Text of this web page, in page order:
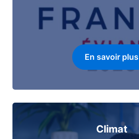
En savoir plus
Climat